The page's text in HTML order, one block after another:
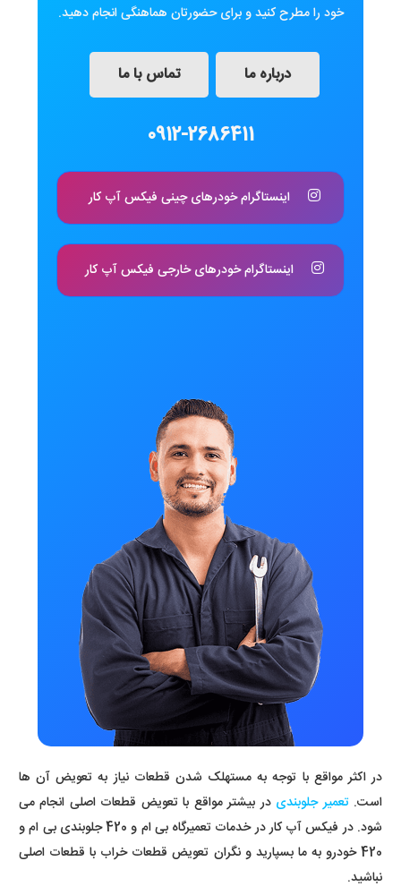
خود را مطرح کنید و برای حضورتان هماهنگی انجام دهید.
درباره ما تماس با ما
0912-2686411
اینستاگرام خودرهای چینی فیکس آپ کار
اینستاگرام خودرهای خارجی فیکس آپ کار
در اکثر مواقع با توجه به مستهلک شدن قطعات نیاز به تعویض آن ها
است.تعمیر جلوبندی در بیشتر مواقع با تعویض قطعات اصلی انجام می
شود. در فیکس آپ کار در خدمات تعمیرگاه بی ام و 420 جلوبندی بی ام و
420 خودرو به ما بسپارید و نگران تعویض قطعات خراب با قطعات اصلی
نباشید.